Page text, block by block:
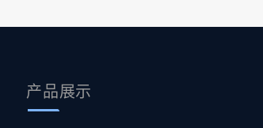
产品展示